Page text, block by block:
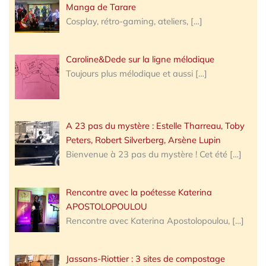
Manga de Tarare
Cosplay, rétro-gaming, ateliers, […]
Caroline&Dede sur la ligne mélodique
Toujours plus mélodique et aussi […]
A 23 pas du mystère : Estelle Tharreau, Toby
Peters, Robert Silverberg, Arsène Lupin
Bienvenue à 23 pas du mystère ! Cet été […]
Rencontre avec la poétesse Katerina
APOSTOLOPOULOU
Rencontre avec Katerina Apostolopoulou, […]
Jassans-Riottier : 3 sites de compostage